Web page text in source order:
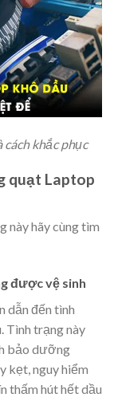
khắc phục
quạt Laptop
này hãy cùng tìm
được vệ sinh
dẫn đến tình
Tình trạng này
bảo dưỡng
kẹt, nguy hiểm
thấm hút hết dầu